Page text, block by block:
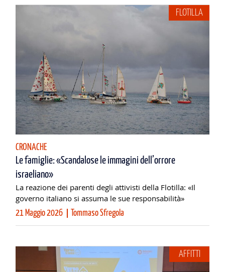
CRONACHE
FLOTILLA
Le famiglie: «Scandalose le immagini dell’orrore
israeliano»
La reazione dei parenti degli attivisti della Flotilla: «Il
governo italiano si assuma le sue responsabilità»
21 Maggio 2026 Tommaso Sfregola
AFFITTI